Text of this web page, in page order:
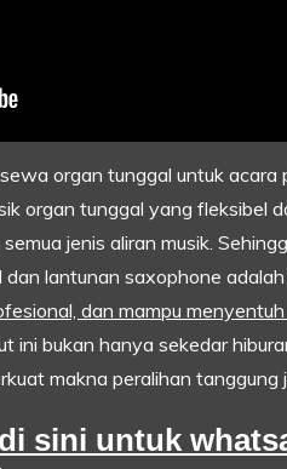
organ tunggal untuk acara
organ tunggal yang fleksibel
jenis aliran musik.
lantunan saxophone
dan mampu
ini bukan hanya sekedar
makna peralihan tanggung
sini untuk